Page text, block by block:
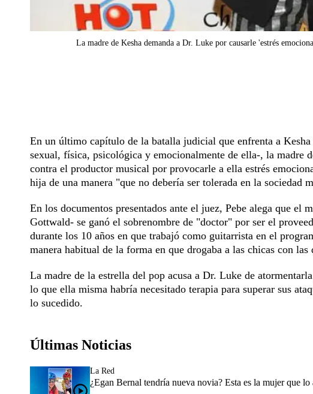
La madre de Kesha demanda a Dr. Luke por causarle 'estrés
En un último capítulo de la batalla judicial que enfrenta a
sexual, física, psicológica y emocionalmente de ella-, la madre
contra el productor musical por provocarle a ella estrés
hija de una manera "que no debería ser tolerada en la sociedad
En los documentos presentados ante el juez, Pebe alega que el
Gottwald- se ganó el sobrenombre de "doctor" por ser el
durante los 10 años en que trabajó como guitarrista en el
manera habitual de la forma en que drogaba a las chicas con las
La madre de la estrella del pop acusa a Dr. Luke de
lo que ella misma habría necesitado terapia para superar sus
lo sucedido.
Últimas Noticias
La Red
¿Egan Bernal tendría nueva novia? Esta es la mujer que